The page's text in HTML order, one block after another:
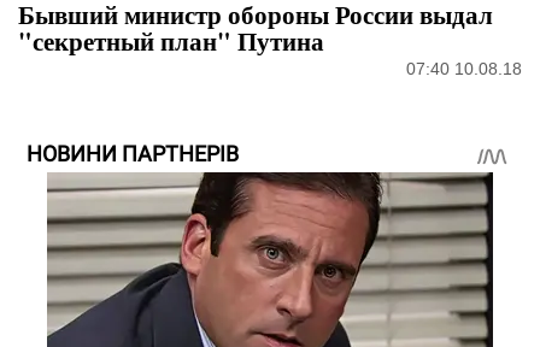
Бывший министр обороны России выдал
"секретный план" Путина
07:40 10.08.18
НОВИНИ ПАРТНЕРІВ